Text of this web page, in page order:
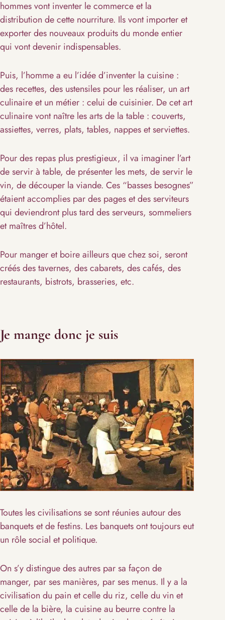
hommes vont inventer le commerce et la
distribution de cette nourriture. Ils vont importer et
exporter des nouveaux produits du monde entier
qui vont devenir indispensables.
Puis, l’homme a eu l’idée d’inventer la cuisine :
des recettes, des ustensiles pour les réaliser, un art
culinaire et un métier : celui de cuisinier. De cet art
culinaire vont naître les arts de la table : couverts,
assiettes, verres, plats, tables, nappes et serviettes.
Pour des repas plus prestigieux, il va imaginer l’art
de servir à table, de présenter les mets, de servir le
vin, de découper la viande. Ces “basses besognes”
étaient accomplies par des pages et des serviteurs
qui deviendront plus tard des serveurs, sommeliers
et maîtres d’hôtel.
Pour manger et boire ailleurs que chez soi, seront
créés des tavernes, des cabarets, des cafés, des
restaurants, bistrots, brasseries, etc.
Je mange donc je suis
Toutes les civilisations se sont réunies autour des
banquets et de festins. Les banquets ont toujours eut
un rôle social et politique.
On s’y distingue des autres par sa façon de
manger, par ses manières, par ses menus. Il y a la
civilisation du pain et celle du riz, celle du vin et
celle de la bière, la cuisine au beurre contre la